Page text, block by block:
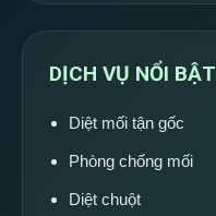
DỊCH VỤ NỔI BẬT
Diệt mối tận gốc
Phòng chống mối
Diệt chuột